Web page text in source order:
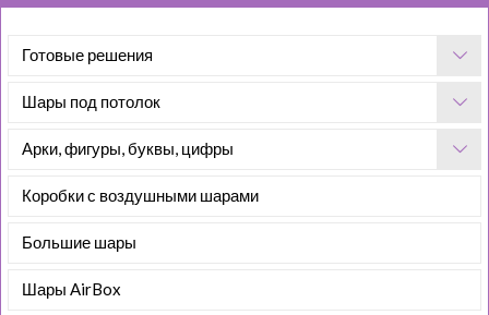
Готовые решения
Шары под потолок
Арки, фигуры, буквы, цифры
Коробки с воздушными шарами
Большие шары
Шары AirBox